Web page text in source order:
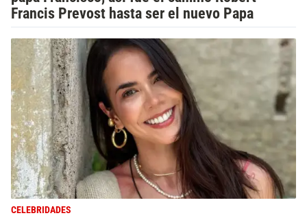
Francis Prevost hasta ser el nuevo Papa
CELEBRIDADES